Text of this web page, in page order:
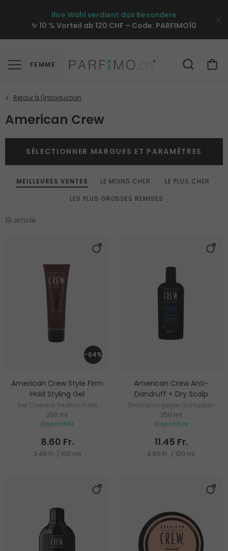
Ihre Wahl verdient das Besondere
✨ 10 % Vorteil ab 120 CHF – Code: PARFIMO10
FEMME
American Crew
MEILLEURES VENTES LE MOINS CHER
LE PLUS CHER
LES PLUS GROSSES REMISES
19 article
SÉLECTIONNER MARGUES ET PARAMÈTRES
-64%
American Crew Style Firm
Hold Styling Gel
Gel Cheveux Fixation Forte
250 ml
disponible
8.60 Fr.
3.45 Fr. / 100 ml
American Crew Anti-
Dandruff + Dry Scalp
Shampoo gegen Schuppen
und trockene Kopfhaut
250 ml
disponible
11.45 Fr.
4.60 Fr. / 100 ml